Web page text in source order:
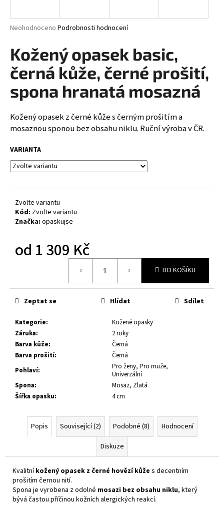
Průměrné
produktu
je
0,0
z
hvězdiček.
Neohodnoceno Podrobnosti hodnocení
Kožený opasek basic,
černá kůže, černé prošití,
spona hranatá mosazná
Kožený opasek z černé kůže s černým prošitím a
mosaznou sponou bez obsahu niklu. Ruční výroba v ČR.
VARIANTA
Zvolte variantu
Kód: Zvolte variantu
Značka: opaskujse
od 1 309 Kč
DO KOŠÍKU
Kategorie:
Kožené opasky
Záruka:
2 roky
Barva kůže:
Černá
Barva prošití:
Černá
Pohlaví:
Pro ženy, Pro muže,
Univerzální
Spona:
Mosaz, Zlatá
Šířka opasku: 4 cm
Zeptat se Hlídat Sdílet
Popis Související (2) Podobné (8)
Hodnocení
Diskuze
Kvalitníkožený opasek z černé hovězí kůže s decentním
prošitím černou nití.
Spona je vyrobena z odolné mosazi bez obsahu niklu, který
bývá častou příčinou kožních alergických reakcí.
j
t
?
HLEDAT
D
o
u
u
OPASEK,
ČERNÁ
KŮŽE,
SPONA
BROUŠENÁ
HRANATÁ,
KOVOVÁ
080
Kč